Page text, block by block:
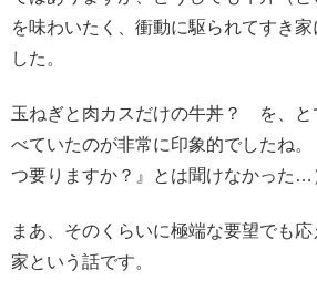
を味わいたく、衝動に駆られてすき
した。
玉ねぎと肉カスだけの牛丼？ を、と
べていたのが非常に印象的でしたね
つ要りますか？』とは聞けなかった…
まあ、そのくらいに極端な要望でも
家という話です。